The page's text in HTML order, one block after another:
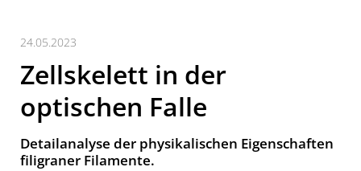
24.05.2023
Zellskelett in der
optischen Falle
Detailanalyse der physikalischen Eigenschaften
filigraner Filamente.